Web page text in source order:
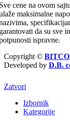
cene na ovom
maksimalne
da su sve
ispravne.
Copyright ©
Developed by D.B.
Zatvori
Izbornik
Kategorije